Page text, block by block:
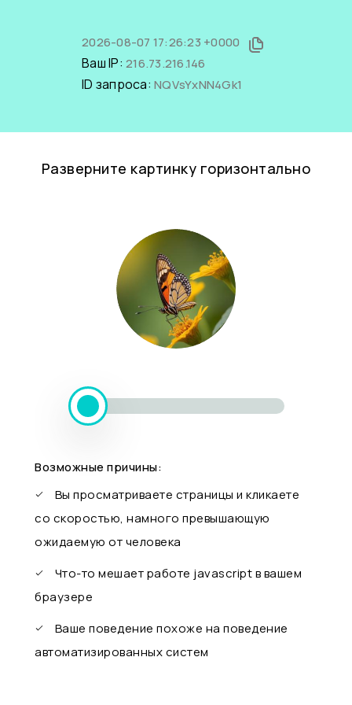
2026-08-07 17:26:23 +0000
Ваш IP: 216.73.216.146
ID запроса: NQVsYxNN4Gk1
Разверните картинку горизонтально
Возможные причины:
Вы просматриваете страницы и кликаете
со скоростью, намного превышающую
ожидаемую от человека
Что-то мешает работе javascript в вашем
браузере
Ваше поведение похоже на поведение
автоматизированных систем